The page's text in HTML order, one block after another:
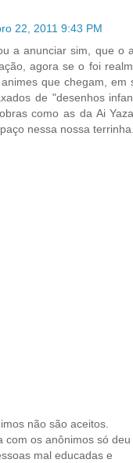
22, 2011 9:43 PM
a anunciar sim, que o
agora se o foi
que chegam, em
de "desenhos
como as da Ai
nessa nossa terrinha.
não são aceitos.
com os anônimos só deu
mal educadas e